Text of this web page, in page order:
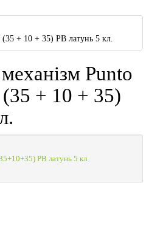
+ 10 + 35) PB латунь 5 кл.
Punto
+ 10 + 35)
PB латунь 5 кл.